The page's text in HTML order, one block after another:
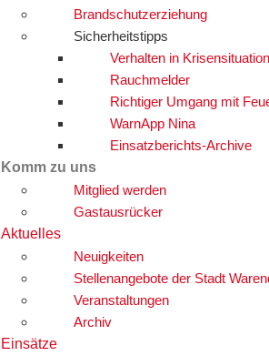
Brandschutzerziehung
Sicherheitstipps
Verhalten in
Rauchmelder
Richtiger Umgang mit
WarnApp Nina
Einsatzberichts-Archive
Komm zu uns
Mitglied werden
Gastausrücker
Aktuelles
Neuigkeiten
Stellenangebote der Stadt
Veranstaltungen
Archiv
Einsätze